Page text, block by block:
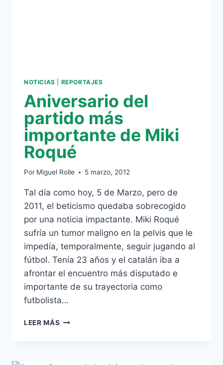
NOTICIAS REPORTAJES
Aniversario del
partido más
importante de Miki
Roqué
Por Miguel Rolle 5 marzo, 2012
Tal día como hoy, 5 de Marzo, pero de
2011, el beticismo quedaba sobrecogido
por una noticia impactante. Miki Roqué
sufría un tumor maligno en la pelvis que le
impedía, temporalmente, seguir jugando al
fútbol. Tenía 23 años y el catalán iba a
afrontar el encuentro más disputado e
importante de su trayectoria como
futbolista…
LEER MÁS ANIVERSARIO